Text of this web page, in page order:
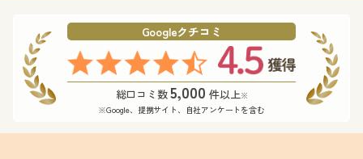
Googleクチコミ
総口コミ数5,000件以上※
※Google、提携サイト、自社アンケートを含む